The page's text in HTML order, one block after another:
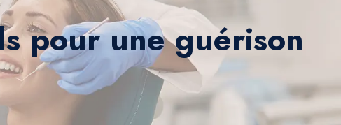
pour une guérison